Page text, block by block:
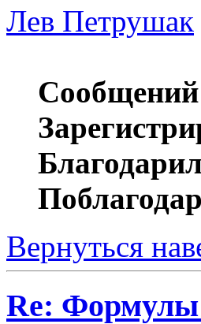
Лев Петрушак
Вернуться
Re: Формулы